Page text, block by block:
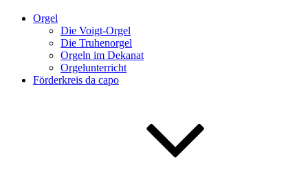
Orgel
Die Voigt-Orgel
Die Truhenorgel
Orgeln im Dekanat
Orgelunterricht
Förderkreis da capo